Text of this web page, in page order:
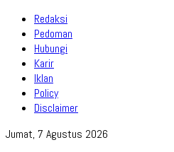
Redaksi
Pedoman
Hubungi
Karir
Iklan
Policy
Disclaimer
Jumat, 7 Agustus 2026